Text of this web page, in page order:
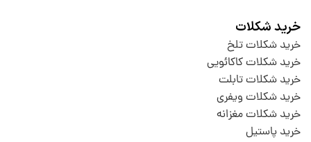
خرید شکلات
خرید شکلات تلخ
خرید شکلات کاکائویی
خرید شکلات تابلت
خرید شکلات ویفری
خرید شکلات مغزانه
خرید پاستیل